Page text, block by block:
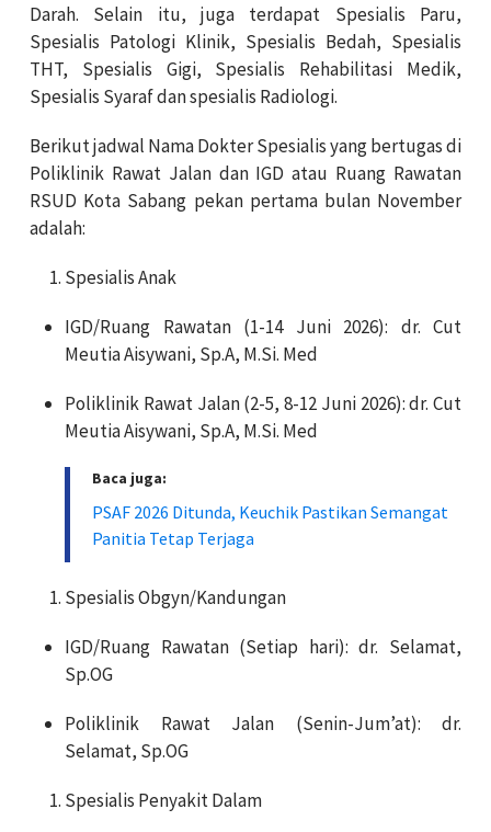
Darah. Selain itu, juga terdapat Spesialis Paru,
Spesialis Patologi Klinik, Spesialis Bedah, Spesialis
THT, Spesialis Gigi, Spesialis Rehabilitasi Medik,
Spesialis Syaraf dan spesialis Radiologi.
Berikut jadwal Nama Dokter Spesialis yang bertugas di
Poliklinik Rawat Jalan dan IGD atau Ruang Rawatan
RSUD Kota Sabang pekan pertama bulan November
adalah:
Spesialis Anak
IGD/Ruang Rawatan (1-14 Juni 2026): dr. Cut
Meutia Aisywani, Sp.A, M.Si. Med
Poliklinik Rawat Jalan (2-5, 8-12 Juni 2026): dr. Cut
Meutia Aisywani, Sp.A, M.Si. Med
Baca juga:
PSAF 2026 Ditunda, Keuchik Pastikan Semangat
Panitia Tetap Terjaga
Spesialis Obgyn/Kandungan
IGD/Ruang Rawatan (Setiap hari): dr. Selamat,
Sp.OG
Poliklinik Rawat Jalan (Senin-Jum’at): dr.
Selamat, Sp.OG
Spesialis Penyakit Dalam